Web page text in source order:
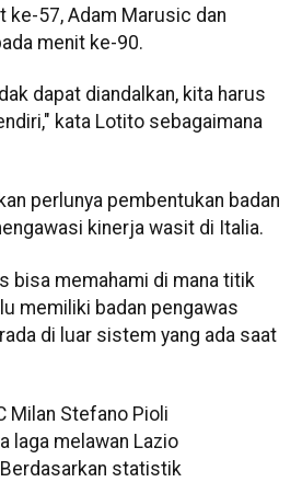
ke-57, Adam Marusic dan
menit ke-90.
dapat diandalkan, kita harus
kata Lotito sebagaimana
perlunya pembentukan badan
kinerja wasit di Italia.
bisa memahami di mana titik
memiliki badan pengawas
di luar sistem yang ada saat
Milan Stefano Pioli
laga melawan Lazio
statistik